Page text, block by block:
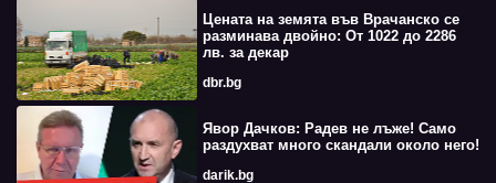
Цената на земята във Врачанско се
разминава двойно: От 1022 до 2286
лв. за декар
dbr.bg
Явор Дачков: Радев не лъже! Само
раздухват много скандали около него!
darik.bg